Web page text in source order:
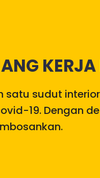
satu sudut
19. Dengan